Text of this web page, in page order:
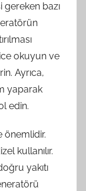
bazı
okuyun ve
Ayrıca,
yaparak
edin.
önemlidir.
kullanılır.
yakıtı